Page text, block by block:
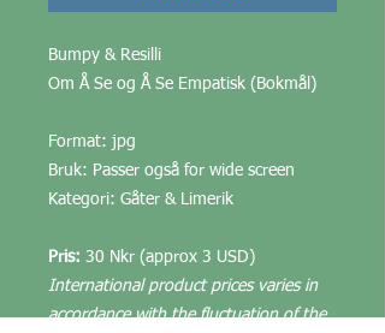
Bumpy & Resilli
Om Å Se og Å Se Empatisk (Bokmål)
Format: jpg
Bruk: Passer også for wide screen
Kategori: Gåter & Limerik
Pris: 30 Nkr (approx 3 USD)
International product prices varies in
accordance with the fluctuation of the